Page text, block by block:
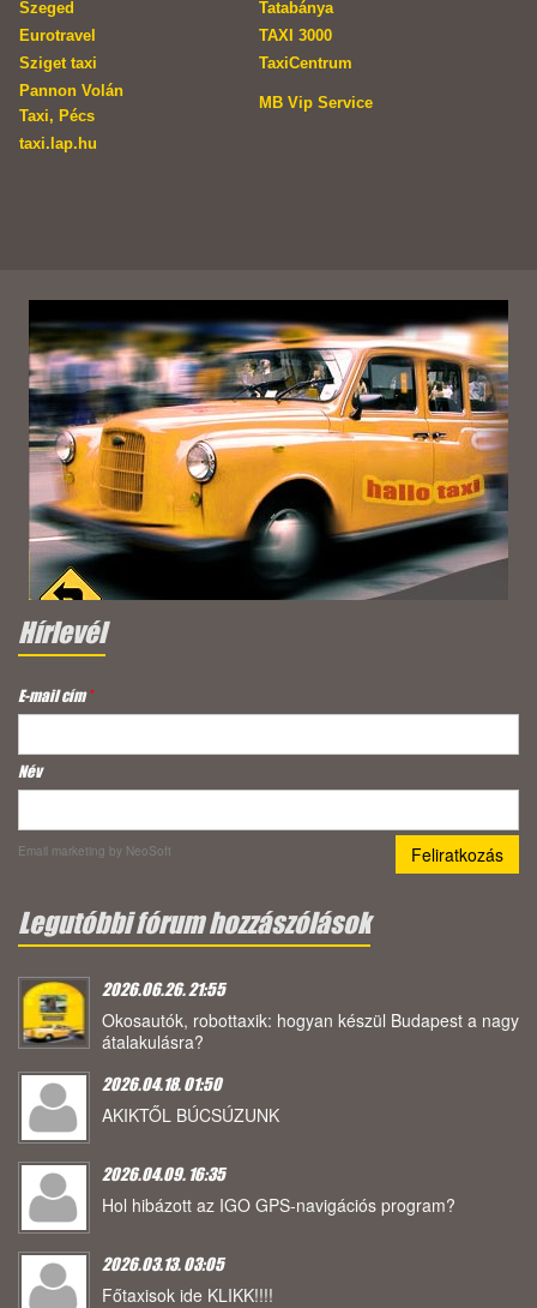
Szeged
Tatabánya
Eurotravel
TAXI 3000
Sziget taxi
TaxiCentrum
Pannon Volán
Taxi, Pécs
MB Vip Service
taxi.lap.hu
Hírlevél
E-mail cím*
Név
Email marketing by NeoSoft
Legutóbbi fórum hozzászólások
2026.06.26. 21:55
Okosautók, robottaxik: hogyan készül Budapest a nagy
átalakulásra?
2026.04.18. 01:50
AKIKTŐL BÚCSÚZUNK
2026.04.09. 16:35
Hol hibázott az IGO GPS-navigációs program?
2026.03.13. 03:05
Főtaxisok ide KLIKK!!!!